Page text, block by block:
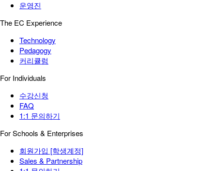
운영진
The EC Experience
Technology
Pedagogy
커리큘럼
For Individuals
수강신청
FAQ
1:1 문의하기
For Schools & Enterprises
회원가입 [학생계정]
Sales & Partnership